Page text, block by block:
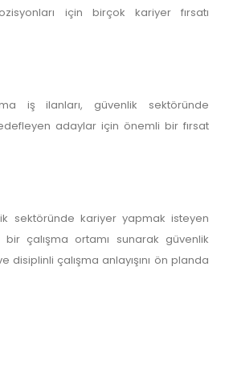
için birçok kariyer fırsatı
iş ilanları, güvenlik sektöründe
adaylar için önemli bir fırsat
sektöründe kariyer yapmak isteyen
çalışma ortamı sunarak güvenlik
disiplinli çalışma anlayışını ön planda